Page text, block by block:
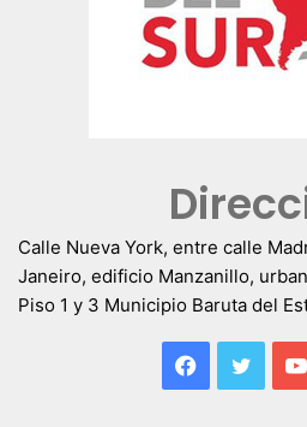
Calle Nueva York, entre calle
Janeiro, edificio Manzanillo,
Piso 1 y 3 Municipio Baruta del
Facebook